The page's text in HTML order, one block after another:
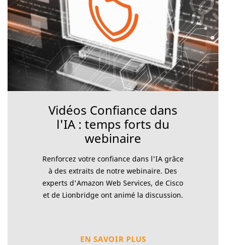
Vidéos Confiance dans
l'IA : temps forts du
webinaire
Renforcez votre confiance dans l'IA grâce
à des extraits de notre webinaire. Des
experts d'Amazon Web Services, de Cisco
et de Lionbridge ont animé la discussion.
EN SAVOIR PLUS